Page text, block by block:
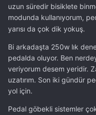
Son olarak, kablosuz
belirleyici aydınlatma
ediliyor bisiklet
uzun süredir bisiklete
modunda kullanıyorum,
yarısı da çok dik yokuş.
Bi arkadaşta 250w lık
pedalda oluyor. Ben
veriyorum desem yeridir.
uzatırım. Son iki gündür
yol için.
Pedal göbekli sistemler